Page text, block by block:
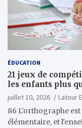
ÉDUCATION
21 jeux de
les enfants plus
juillet 10, 2026
Latour
86 L'orthographe
élémentaire, et